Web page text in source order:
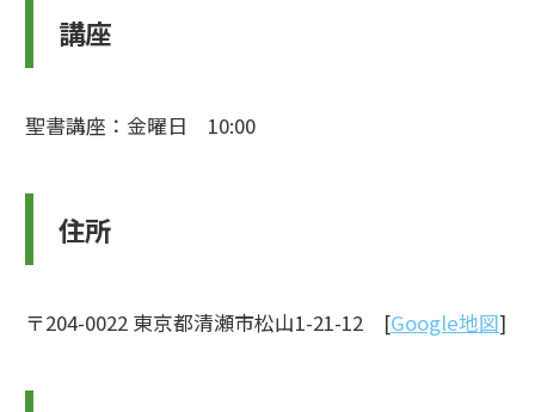
講座
聖書講座：金曜日 10:00
住所
〒204-0022 東京都清瀬市松山1-21-12 [Google地図]